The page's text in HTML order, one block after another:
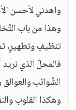
واهدني لأحسن
وهذا من باب
تنظيفٍ وتطهيرٍ،
فالمحلّ الذي نريد
الشَّوائب
وهكذا القلوب